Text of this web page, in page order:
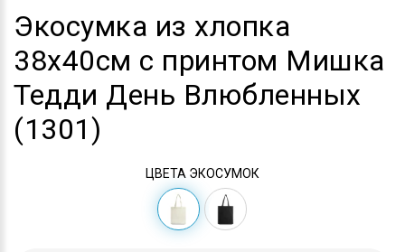
Экосумка из хлопка
38х40см с принтом Мишка
Тедди День Влюбленных
(1301)
ЦВЕТА ЭКОСУМОК